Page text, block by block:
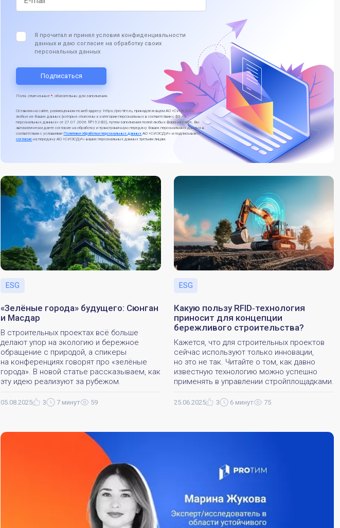
ESG
«Зелёные города» будущего: Сюнган
и Масдар
В строительных проектах всё больше
делают упор на экологию и бережное
обращение с природой, а спикеры
на конференциях говорят про «зелёные
города». В новой статье рассказываем, как
эту идею реализуют за рубежом.
05.08.2025 3 7 минут 59
ESG
Какую пользу RFID‑технология
приносит для концепции
бережливого строительства?
Кажется, что для строительных проектов
сейчас используют только инновации,
но это не так. Читайте о том, как давно
известную технологию можно успешно
применять в управлении стройплощадками.
25.06.2025 3 6 минут 75
Я прочитал и принял условия конфиденциальности
данных и даю согласие на обработку своих
персональных данных
Поля, отмеченные* , обязательны для заполнения.
Оставляя на сайте, размещенном по веб-адресу: https://pro-tim.ru, принадлежащем АО «СИЭСДИ»,
любые из Ваших данных (которые отнесены к категории персональных в соответствии с ФЗ «О
персональных данных» от 27.07.2006 №152-ФЗ), путем заполнения полей любых форм на сайте, Вы
автоматически даете согласие на обработку и трансграничную передачу Ваших персональных данных в
соответствии с условиями Политики обработки персональных данных АО «СИЭСДИ» и подписываете
согласие на передачу АО «СИЭСДИ» ваших персональных данных третьим лицам.